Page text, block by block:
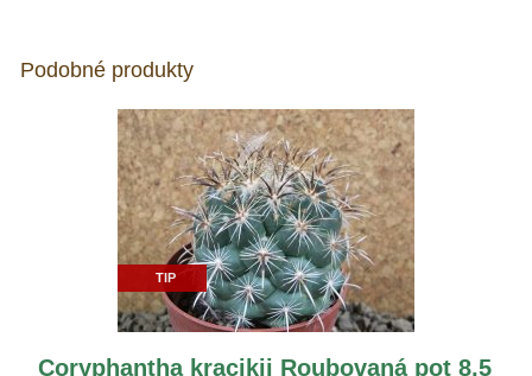
Podobné produkty
TIP
Coryphantha kracikii Roubovaná pot 8,5